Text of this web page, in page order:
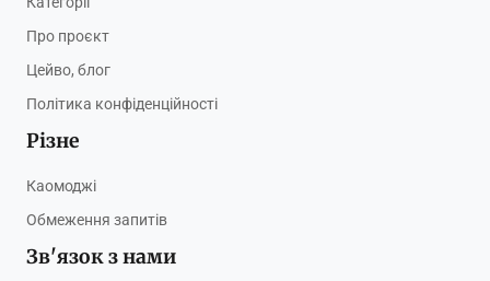
Про проєкт
Цейво, блог
Політика конфіденційності
Різне
Каомоджі
Обмеження запитів
Зв'язок з нами